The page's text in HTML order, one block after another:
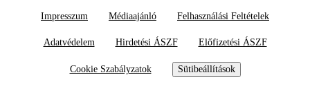
Impresszum Médiaajánló Felhasználási Feltételek
Adatvédelem Hirdetési ÁSZF Előfizetési ÁSZF
Cookie Szabályzatok Sütibeállítások